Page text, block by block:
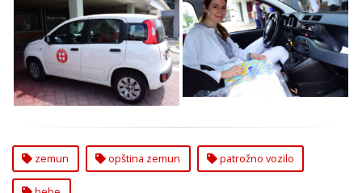
Novo Patrožno Vozilo
za Posete Bebama u
Zemunu
Novo Patrožno Vozilo
za Posete Bebama u
Zemunu
zemun opština zemun patrožno vozilo